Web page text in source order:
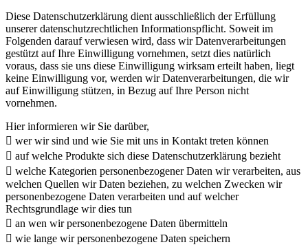
Diese Datenschutzerklärung dient ausschließlich der Erfüllung
unserer datenschutzrechtlichen Informationspflicht. Soweit im
Folgenden darauf verwiesen wird, dass wir Datenverarbeitungen
gestützt auf Ihre Einwilligung vornehmen, setzt dies natürlich
voraus, dass sie uns diese Einwilligung wirksam erteilt haben, liegt
keine Einwilligung vor, werden wir Datenverarbeitungen, die wir
auf Einwilligung stützen, in Bezug auf Ihre Person nicht
vornehmen.
Hier informieren wir Sie darüber,
 wer wir sind und wie Sie mit uns in Kontakt treten können
 auf welche Produkte sich diese Datenschutzerklärung bezieht
 welche Kategorien personenbezogener Daten wir verarbeiten, aus
welchen Quellen wir Daten beziehen, zu welchen Zwecken wir
personenbezogene Daten verarbeiten und auf welcher
Rechtsgrundlage wir dies tun
 an wen wir personenbezogene Daten übermitteln
 wie lange wir personenbezogene Daten speichern